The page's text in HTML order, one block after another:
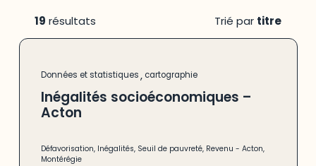
19 résultats Trié par titre
Données et statistiques, cartographie
Inégalités socioéconomiques –
Acton
Défavorisation, Inégalités, Seuil de pauvreté, Revenu -Acton,
Montérégie